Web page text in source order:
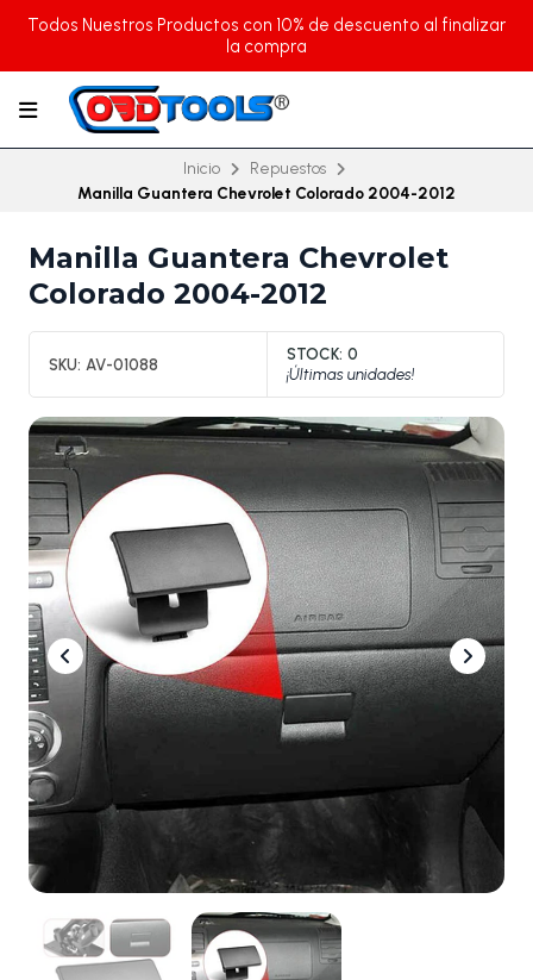
Todos Nuestros Productos con 10% de descuento al finalizar
la compra
Inicio
Repuestos
Manilla Guantera Chevrolet Colorado 2004-2012
Manilla Guantera Chevrolet
Colorado 2004-2012
SKU: AV-01088
STOCK: 0
¡Últimas unidades!